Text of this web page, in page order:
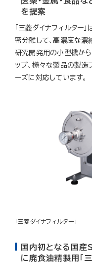
「三菱ダイナフィルター」
を提案
「三菱ダイナフィルター
密分離して、高濃度な濃
研究開発用の小型機か
ップ、様々な製品の製造
ーズに対応しています。
国内初となる国産
に廃食油精製用「